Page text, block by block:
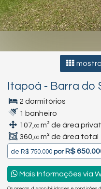
Itapoá - Barra do
2 dormitórios
1 banheiro
107, 00 m² de área
360, 00 m² de área total
de R$ 750.000 por R$
Mais Informações via